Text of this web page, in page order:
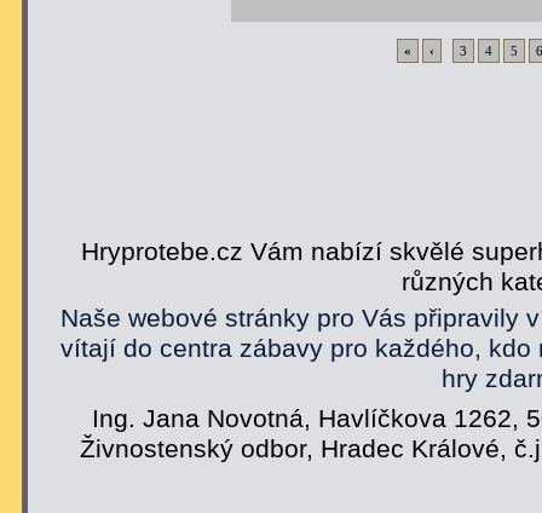
« ‹ 3 4 5 6
Hryprotebe.cz Vám nabízí skvělé
různých
Naše webové stránky pro Vás připravily
vítají do centra zábavy pro každého,
hry
Ing. Jana Novotná, Havlíčkova 1262,
Živnostenský odbor, Hradec Králové,